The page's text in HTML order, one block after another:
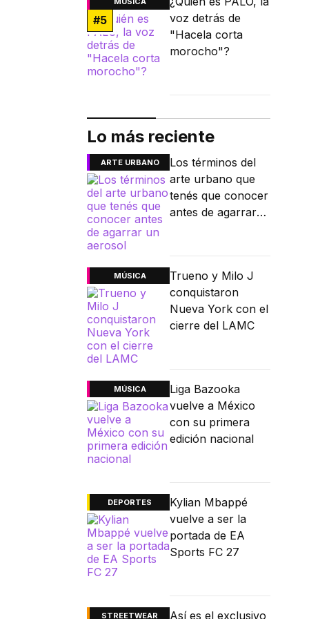
#5
voz detrás de
"Hacela corta
morocho"?
Lo más reciente
ARTE URBANO
Los términos del
arte urbano que
tenés que conocer
antes de agarrar
MÚSICA
Trueno y Milo J
conquistaron
Nueva York con el
cierre del LAMC
MÚSICA
Liga Bazooka
vuelve a México
con su primera
edición nacional
DEPORTES
Kylian Mbappé
vuelve a ser la
portada de EA
Sports FC 27
STREETWEAR Así es el exclusivo